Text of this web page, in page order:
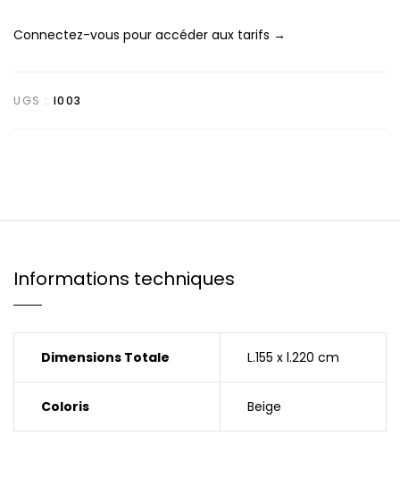
Connectez-vous pour accéder aux tarifs →
UGS : I003
Informations techniques
Dimensions Totale L.155 x l.220 cm
Coloris Beige